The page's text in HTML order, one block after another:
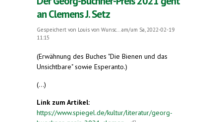
an Clemens J. Setz
Gespeichert von Louis von Wunsc...
am/um Sa, 2022-02-19
11:15
(Erwähnung des Buches "Die Bienen und das
Unsichtbare" sowie Esperanto.)
(...)
Link zum Artikel:
https://www.spiegel.de/kultur/literatur/georg-